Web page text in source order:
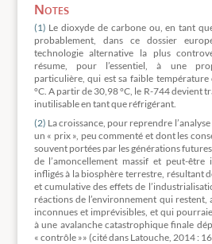
Notes
(1) Le dioxyde de carbone ou, en tant
probablement, dans ce dossier
technologie alternative la plus
résume, pour l’essentiel, à une
particulière, qui est sa faible
°C. A partir de 30,98 °C, le R-744 devient
inutilisable en tant que réfrigérant.
(2) La croissance, pour reprendre
un « prix », peu commenté et dont les
souvent portées par les générations futures
de l’amoncellement massif et peut-être
infligés à la biosphère terrestre, résultant
et cumulative des effets de
réactions de l’environnement qui restent,
inconnues et imprévisibles, et qui
à une avalanche catastrophique finale
« contrôle »» (cité dans Latouche, 2014 :